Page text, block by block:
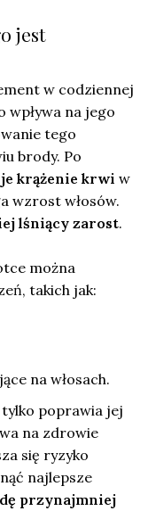
jest
w codziennej
na jego
tego
brody. Po
krążenie krwi w
wzrost włosów.
lśniący zarost.
można
takich jak:
na włosach.
poprawia jej
na zdrowie
się ryzyko
najlepsze
przynajmniej